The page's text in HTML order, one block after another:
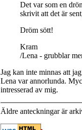
Det var som en
skrivit att det är
Dröm sött!
Kram
/Lena - grubblar
Jag kan inte minnas att
Lena var annorlunda.
intresserad av mig.
Äldre anteckningar är